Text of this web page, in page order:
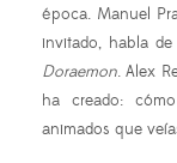
época. Manuel
invitado, habla
Doraemon. Alex
ha creado:
animados que